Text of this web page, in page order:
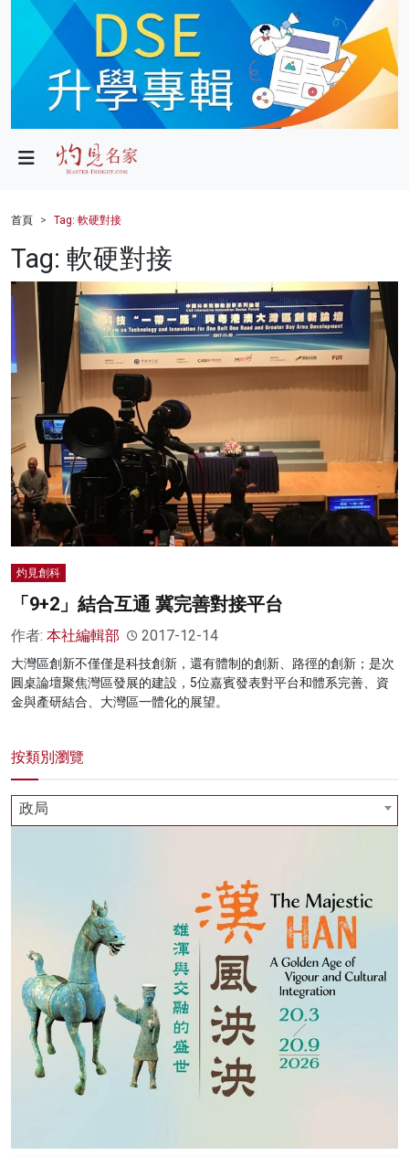
政局
財經
健康
商業
科技
影片
名家榜
灼見活動
關於我們
首頁 Tag: 軟硬對接
Tag: 軟硬對接
灼見創科
「9+2」結合互通 冀完善對接平台
作者: 本社編輯部 2017-12-14
大灣區創新不僅僅是科技創新，還有體制的創新、路徑的創新；是次
圓桌論壇聚焦灣區發展的建設，5位嘉賓發表對平台和體系完善、資
金與產研結合、大灣區一體化的展望。
按類別瀏覽
政局